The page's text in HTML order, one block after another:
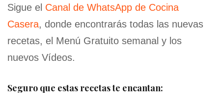
Sigue el Canal de WhatsApp de Cocina
Casera, donde encontrarás todas las nuevas
recetas, el Menú Gratuito semanal y los
nuevos Vídeos.
Seguro que estas recetas te encantan: